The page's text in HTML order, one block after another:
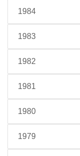
1984
1983
1982
1981
1980
1979